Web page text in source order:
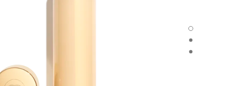
SUBLIMAGE LE SÉRUM – RECHARGE - العرض الافتراضي
SUBLIMAGE LE SÉRUM – RECHARGE - العرض البديل 1
SUBLIMAGE LE SÉRUM – RECHARGE - عرض المواد الأساسية